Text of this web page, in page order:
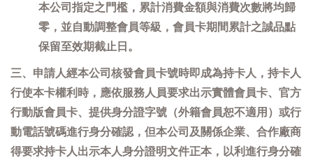
本公司指定之門檻，累計消費金額與消費次數將均歸
零，並自動調整會員等級，會員卡期間累計之誠品點
保留至效期截止日。
三、申請人經本公司核發會員卡號時即成為持卡人，持卡人
行使本卡權利時，應依服務人員要求出示實體會員卡、官方
行動版會員卡、提供身分證字號（外籍會員恕不適用）或行
動電話號碼進行身分確認，但本公司及關係企業、合作廠商
得要求持卡人出示本人身分證明文件正本，以利進行身分確